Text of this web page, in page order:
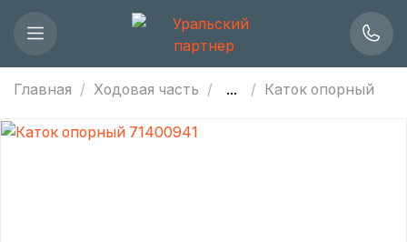
Главная Ходовая часть ... Каток опорный